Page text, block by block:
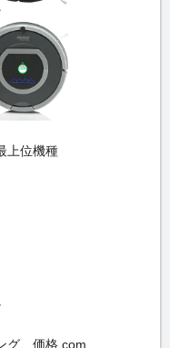
上位機種
、価格.com、